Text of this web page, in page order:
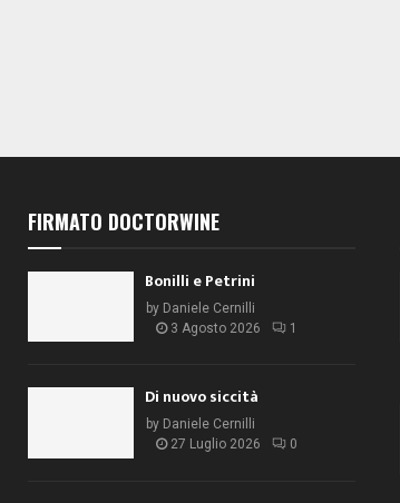
FIRMATO DOCTORWINE
Bonilli e Petrini
by Daniele Cernilli
3 Agosto 2026
1
Di nuovo siccità
by Daniele Cernilli
27 Luglio 2026
0